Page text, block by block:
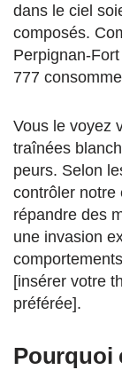
dans le ciel
composés.
Perpignan-
777
Vous le voyez
traînées
peurs. Selon
contrôler notre
répandre des
une invasion
[insérer votre
préférée].
Pourquoi